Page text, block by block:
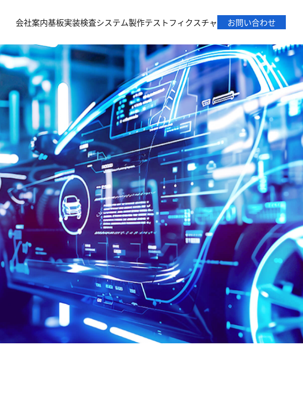
会社案内基板実装検査システム製作テストフィクスチャ お問い合わせ